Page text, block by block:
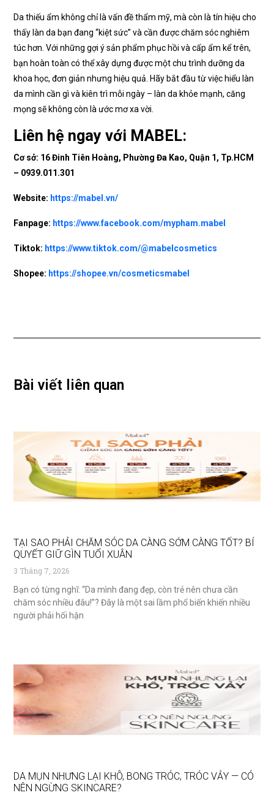
Da thiếu ẩm không chỉ là vấn đề thẩm mỹ, mà còn là tín hiệu cho
thấy làn da bạn đang “kiệt sức” và cần được chăm sóc nghiêm
túc hơn. Với những gợi ý sản phẩm phục hồi và cấp ẩm kể trên,
bạn hoàn toàn có thể xây dựng được một chu trình dưỡng da
khoa học, đơn giản nhưng hiệu quả. Hãy bắt đầu từ việc hiểu làn
da mình cần gì và kiên trì mỗi ngày – làn da khỏe mạnh, căng
mọng sẽ không còn là ước mơ xa vời.
Liên hệ ngay với MABEL:
Cơ sở: 16 Đinh Tiên Hoàng, Phường Đa Kao, Quận 1, Tp.HCM
– 0939.011.301
Website: https://mabel.vn/
Fanpage: https://www.facebook.com/mypham.mabel
Tiktok: https://www.tiktok.com/@mabelcosmetics
Shopee: https://shopee.vn/cosmeticsmabel
Bài viết liên quan
TẠI SAO PHẢI CHĂM SÓC DA CÀNG SỚM CÀNG TỐT? BÍ
QUYẾT GIỮ GÌN TUỔI XUÂN
3 Tháng 7, 2026
Bạn có từng nghĩ: “Da mình đang đẹp, còn trẻ nên chưa cần
chăm sóc nhiều đâu!”? Đây là một sai lầm phổ biến khiến nhiều
người phải hối hận
DA MỤN NHƯNG LẠI KHÔ, BONG TRÓC, TRÓC VẢY — CÓ
NÊN NGỪNG SKINCARE?